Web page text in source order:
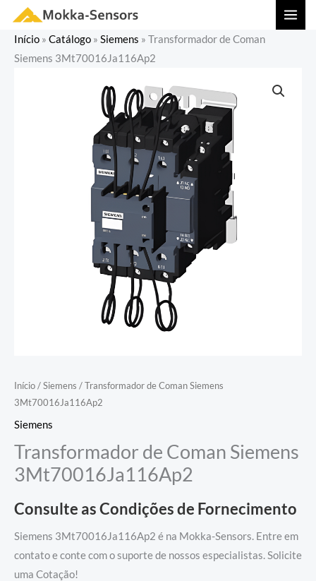
conteúdo
Início » Catálogo » Siemens » Transformador de Coman
Siemens 3Mt70016Ja116Ap2
Início/Siemens / Transformador de Coman Siemens
3Mt70016Ja116Ap2
Siemens
Transformador de Coman Siemens
3Mt70016Ja116Ap2
Consulte as Condições de Fornecimento
Siemens 3Mt70016Ja116Ap2 é na Mokka-Sensors. Entre em
contato e conte com o suporte de nossos especialistas. Solicite
uma Cotação!